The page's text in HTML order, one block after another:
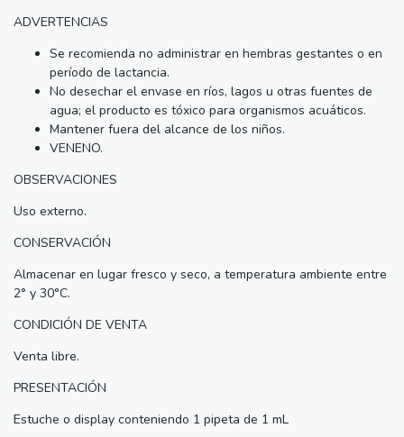
ADVERTENCIAS
Se recomienda no administrar en hembras gestantes o en
período de lactancia.
No desechar el envase en ríos, lagos u otras fuentes de
agua; el producto es tóxico para organismos acuáticos.
Mantener fuera del alcance de los niños.
VENENO.
OBSERVACIONES
Uso externo.
CONSERVACIÓN
Almacenar en lugar fresco y seco, a temperatura ambiente entre
2° y 30°C.
CONDICIÓN DE VENTA
Venta libre.
PRESENTACIÓN
Estuche o display conteniendo 1 pipeta de 1 mL